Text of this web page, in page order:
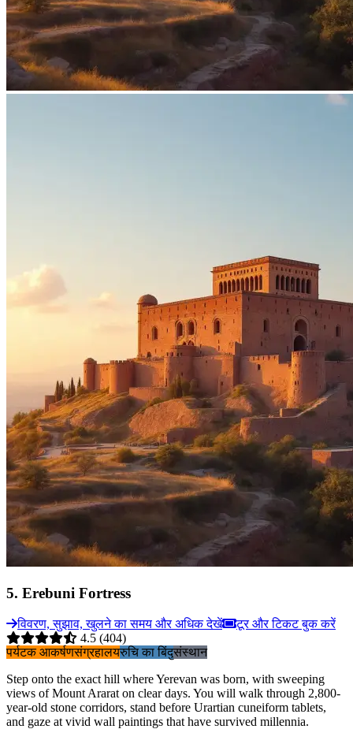
5. Erebuni Fortress
विवरण, सुझाव, खुलने का समय और अधिक देखें
टूर और टिकट बुक करें
4.5 (404)
पर्यटक आकर्षणसंग्रहालयरुचि का बिंदुसंस्थान
Step onto the exact hill where Yerevan was born, with sweeping
views of Mount Ararat on clear days. You will walk through 2,800-
year-old stone corridors, stand before Urartian cuneiform tablets,
and gaze at vivid wall paintings that have survived millennia.